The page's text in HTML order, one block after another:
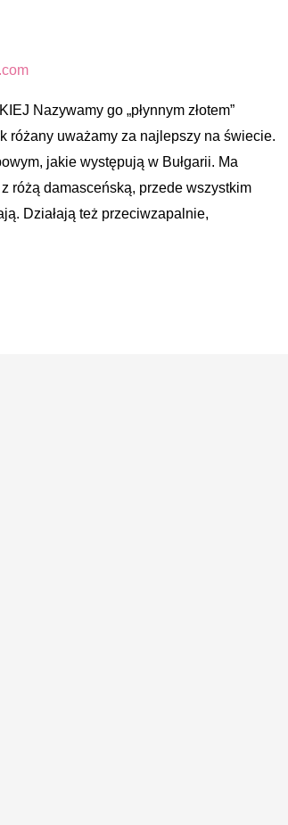
Nazywamy go „płynnym złotem”
różany uważamy za najlepszy na świecie.
jakie występują w Bułgarii. Ma
różą damasceńską, przede wszystkim
Działają też przeciwzapalnie,